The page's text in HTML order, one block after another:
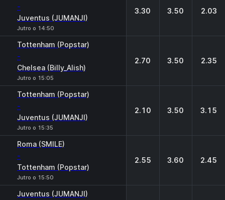
-
Juventus (JUMANJI)
Jutro o 14:50
3.30 3.50 2.03
Tottenham (Popstar)
-
Chelsea (Billy_Alish)
Jutro o 15:05
2.70 3.50 2.35
Tottenham (Popstar)
-
Juventus (JUMANJI)
Jutro o 15:35
2.10 3.50 3.15
Roma (SMILE)
-
Tottenham (Popstar)
Jutro o 15:50
2.55 3.60 2.45
Juventus (JUMANJI)